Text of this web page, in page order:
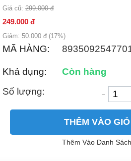
Giá cũ: 299.000 đ
249.000 đ
Giảm: 50.000 đ (17%)
MÃ HÀNG:
Khả dụng:
Còn hàng
Số lượng:
−
THÊM VÀO
Thêm Vào Danh